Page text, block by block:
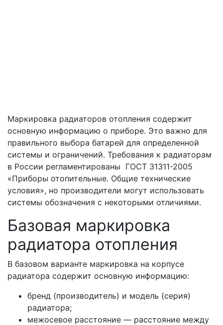
Маркировка радиаторов отопления содержит
основную информацию о приборе. Это важно для
правильного выбора батарей для определенной
системы и ограничений. Требования к радиаторам
в России регламентированы ГОСТ 31311-2005
«Приборы отопительные. Общие технические
условия», но производители могут использовать
системы обозначения с некоторыми отличиями.
Базовая маркировка
радиатора отопления
В базовом варианте маркировка на корпусе
радиатора содержит основную информацию:
бренд (производитель) и модель (серия)
радиатора;
межосевое расстояние — расстояние между